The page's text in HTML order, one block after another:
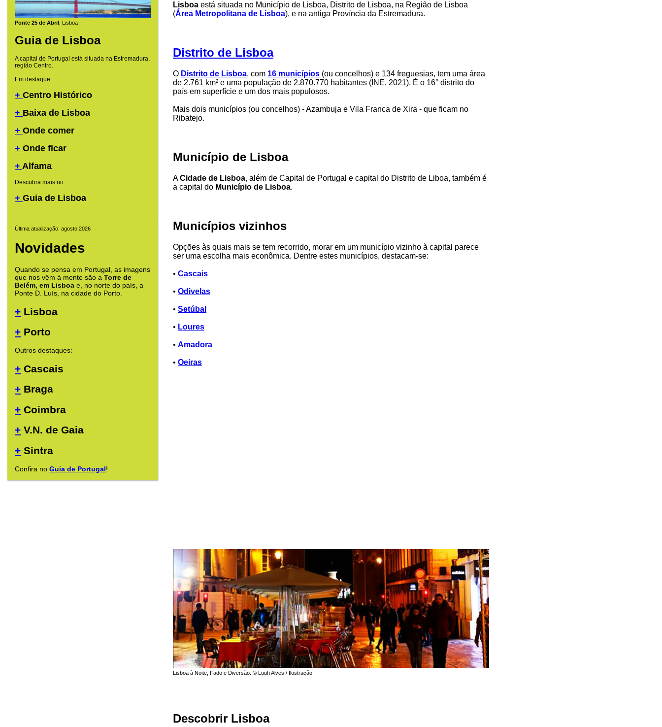
Ponte 25 de Abril , Lisboa
Guia de Lisboa
A capital de Portugal está situada na Estremadura,
região Centro.
Em destaque:
+ Centro Histórico
+ Baixa de Lisboa
+ Onde comer
+ Onde ficar
+ Alfama
Descubra mais no
+ Guia de Lisboa
Última atualização: agosto 2026
Novidades
Quando se pensa em Portugal, as imagens
que nos vêm à mente são a Torre de
Belém, em Lisboa e, no norte do país, a
Ponte D. Luís, na cidade do Porto.
+ Lisboa
+ Porto
Outros destaques:
+ Cascais
+ Braga
+ Coimbra
+ V.N. de Gaia
+ Sintra
Confira no Guia de Portugal!
Lisboa está situada no Município de Lisboa, Distrito de Lisboa, na Região de Lisboa
(Área Metropolitana de Lisboa), e na antiga Província da Estremadura.
Distrito de Lisboa
O Distrito de Lisboa, com 16 municípios (ou concelhos) e 134 freguesias, tem uma área
de 2.761 km² e uma população de 2.870.770 habitantes (INE, 2021). É o 16° distrito do
país em superfície e um dos mais populosos.
Mais dois municípios (ou concelhos) - Azambuja e Vila Franca de Xira - que ficam no
Ribatejo.
Município de Lisboa
ACidade de Lisboa, além de Capital de Portugal e capital do Distrito de Liboa, também é
a capital do Município de Lisboa.
Municípios vizinhos
Opções às quais mais se tem recorrido, morar em um município vizinho à capital parece
ser uma escolha mais econômica. Dentre estes municípios, destacam-se:
• Cascais
• Odivelas
• Setúbal
• Loures
• Amadora
• Oeiras
Lisboa à Noite, Fado e Diversão. © Luuh Alves / Ilustração
Descobrir Lisboa